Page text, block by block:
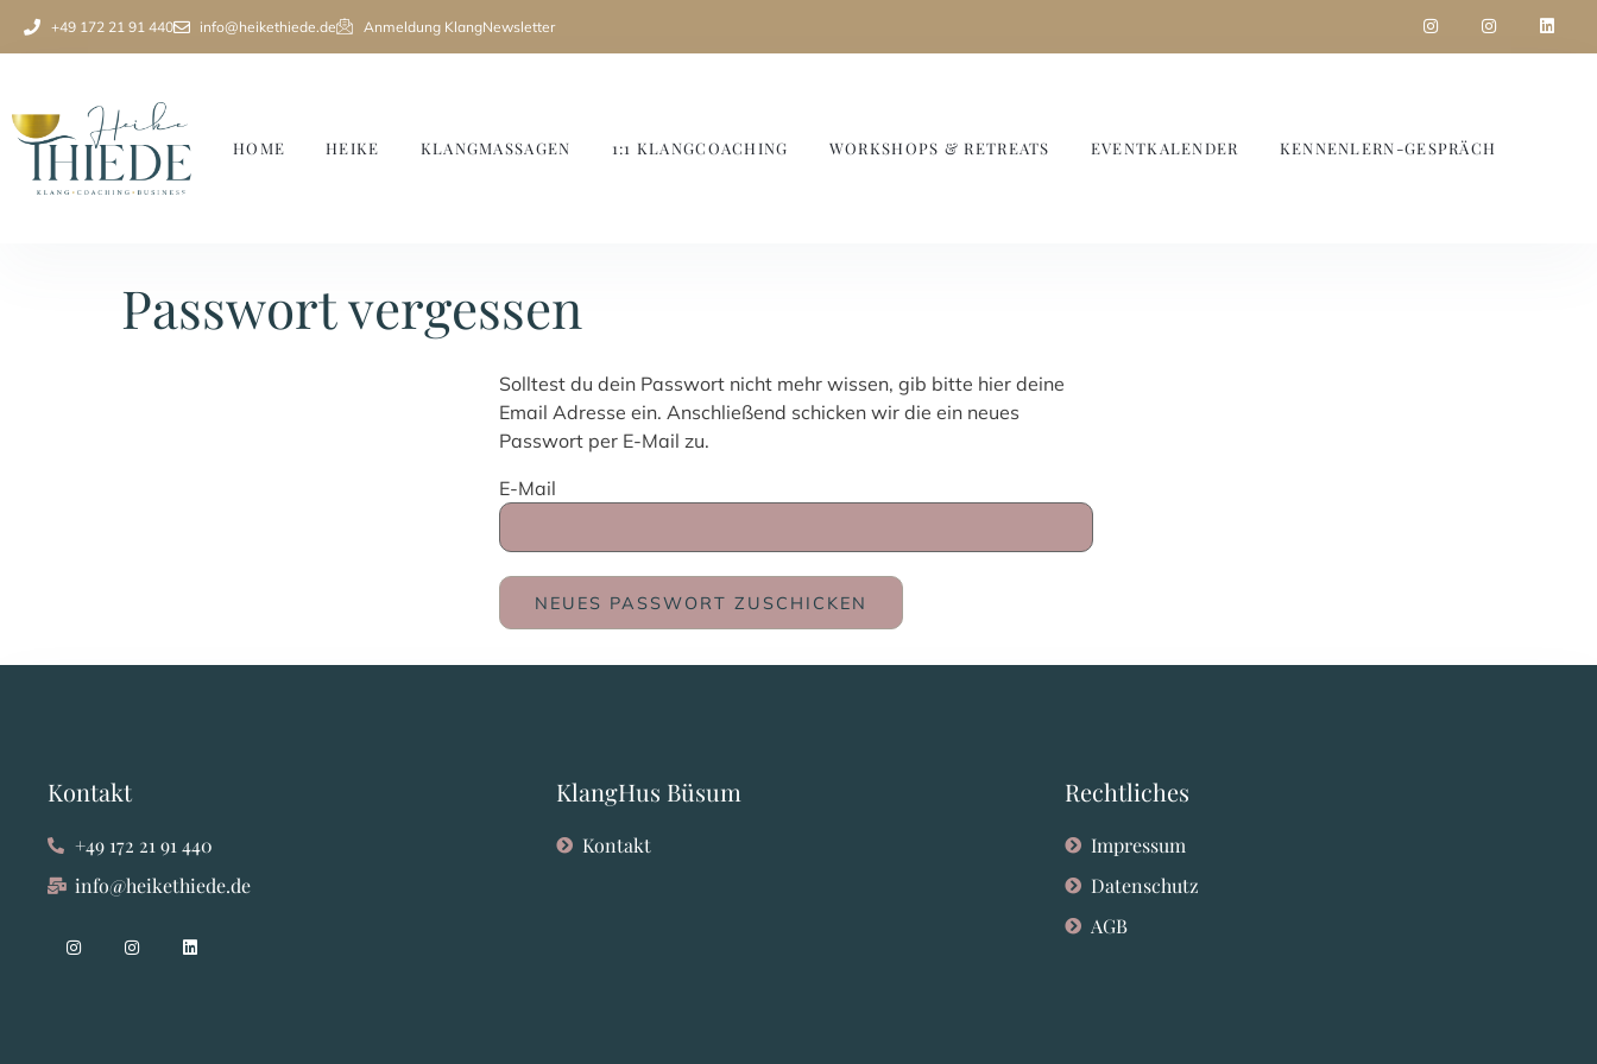
+49 172 21 91 440 info@heikethiede.de Anmeldung KlangNewsletter
HOME HEIKE KLANGMASSAGEN 1:1 KLANGCOACHING WORKSHOPS & RETREATS EVENTKALENDER KENNENLERN-GESPRÄCH
Passwort vergessen
Solltest du dein Passwort nicht mehr wissen, gib bitte hier deine
Email Adresse ein. Anschließend schicken wir die ein neues
Passwort per E-Mail zu.
E-Mail
Kontakt
+49 172 21 91 440
info@heikethiede.de
KlangHus Büsum
Kontakt
Rechtliches
Impressum
Datenschutz
AGB